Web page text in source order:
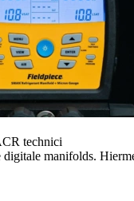
technici
manifolds.